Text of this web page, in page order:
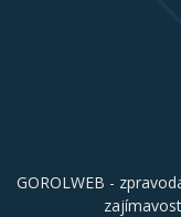
GOROLWEB -